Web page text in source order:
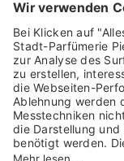
Trusted Shops